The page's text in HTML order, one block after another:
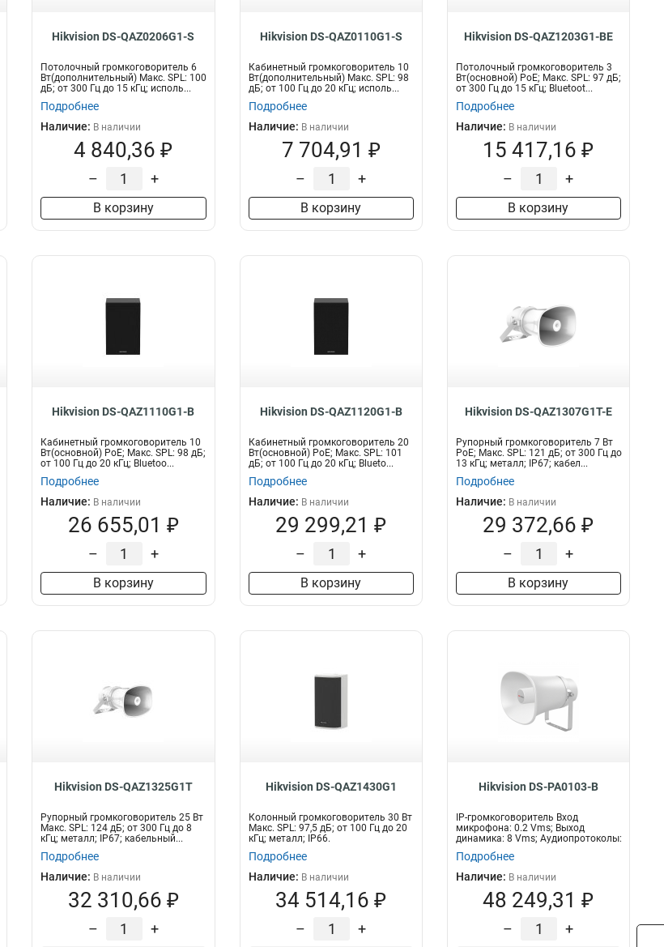
Hikvision DS-QAZ0206G1-S
Потолочный громкоговоритель 6
Вт(дополнительный) Макс. SPL: 100
дБ; от 300 Гц до 15 кГц; исполь...
Подробнее
Наличие: В наличии
4 840,36 ₽
– +
В корзину
Hikvision DS-QAZ0110G1-S
Кабинетный громкоговоритель 10
Вт(дополнительный) Макс. SPL: 98
дБ; от 100 Гц до 20 кГц; исполь...
Подробнее
Наличие: В наличии
7 704,91 ₽
– +
В корзину
Hikvision DS-QAZ1203G1-BE
Потолочный громкоговоритель 3
Вт(основной) PoE; Макс. SPL: 97 дБ;
от 300 Гц до 15 кГц; Bluetoot...
Подробнее
Наличие: В наличии
15 417,16 ₽
– +
В корзину
Hikvision DS-QAZ1110G1-B
Кабинетный громкоговоритель 10
Вт(основной) PoE; Макс. SPL: 98 дБ;
от 100 Гц до 20 кГц; Bluetoo...
Подробнее
Наличие: В наличии
26 655,01 ₽
– +
В корзину
Hikvision DS-QAZ1120G1-B
Кабинетный громкоговоритель 20
Вт(основной) PoE; Макс. SPL: 101
дБ; от 100 Гц до 20 кГц; Blueto...
Подробнее
Наличие: В наличии
29 299,21 ₽
– +
В корзину
Hikvision DS-QAZ1307G1T-E
Рупорный громкоговоритель 7 Вт
PoE; Макс. SPL: 121 дБ; от 300 Гц до
13 кГц; металл; IP67; кабел...
Подробнее
Наличие: В наличии
29 372,66 ₽
– +
В корзину
Hikvision DS-QAZ1325G1T
Рупорный громкоговоритель 25 Вт
Макс. SPL: 124 дБ; от 300 Гц до 8
кГц; металл; IP67; кабельный...
Подробнее
Наличие: В наличии
32 310,66 ₽
– +
Hikvision DS-QAZ1430G1
Колонный громкоговоритель 30 Вт
Макс. SPL: 97,5 дБ; от 100 Гц до 20
кГц; металл; IP66.
Подробнее
Наличие: В наличии
34 514,16 ₽
– +
Hikvision DS-PA0103-B
IP-громкоговоритель Вход
микрофона: 0.2 Vms; Выход
динамика: 8 Vms; Аудиопротоколы:
MP3, G.711a...
Подробнее
Наличие: В наличии
48 249,31 ₽
– +